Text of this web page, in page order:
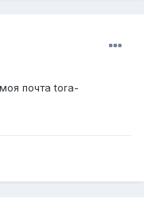
почта tora-